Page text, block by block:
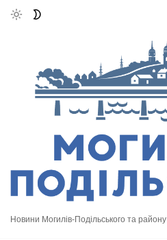
Новини Могилів-Подільського та району